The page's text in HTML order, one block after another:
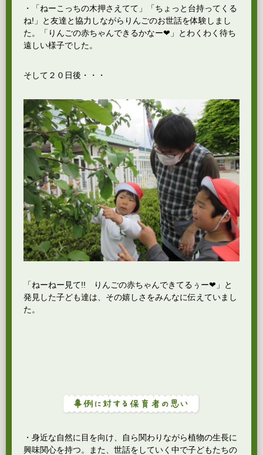
・「ねーこっちの木押さえてて」「ちょっと台持ってくる
ね!」と友達と協力しながらりんごのお世話を体験しまし
た。「りんごの赤ちゃんできるかなー❤」とわくわく待ち
遠しい様子でした。
そして２０日後・・・
「ねーねー見て!! りんごの赤ちゃんできてるぅー❤」と
発見した子ども達は、その嬉しさをみんなに伝えていまし
た。
・身近な自然に目を向け、自ら関わりながら植物の生長に
興味関心を持つ。また、世話をしていく中で子どもたちの